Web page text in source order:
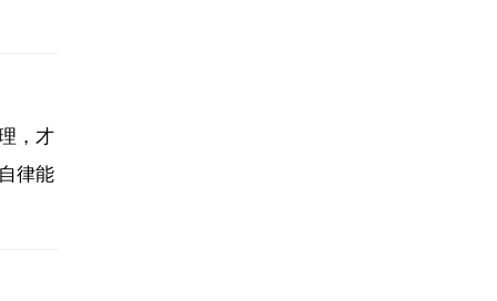
，才
律能